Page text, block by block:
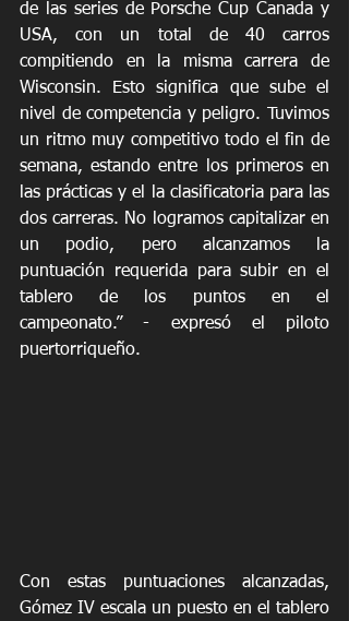
de las series de Porsche Cup Canada y
USA, con un total de 40 carros
compitiendo en la misma carrera de
Wisconsin. Esto significa que sube el
nivel de competencia y peligro. Tuvimos
un ritmo muy competitivo todo el fin de
semana, estando entre los primeros en
las prácticas y el la clasificatoria para las
dos carreras. No logramos capitalizar en
un podio, pero alcanzamos la
puntuación requerida para subir en el
tablero de los puntos en el
campeonato.” - expresó el piloto
puertorriqueño.
Con estas puntuaciones alcanzadas,
Gómez IV escala un puesto en el tablero